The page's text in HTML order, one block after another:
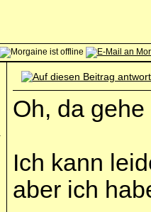
Oh, da
Ich kann
aber ich